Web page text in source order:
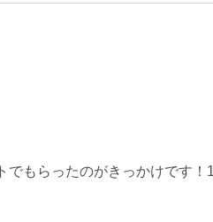
もらったのがきっかけです！